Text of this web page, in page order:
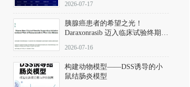
2026-07-17
胰腺癌患者的希望之光！
Daraxonrasib 迈入临床试验终期阶
2026-07-16
构建动物模型——DSS诱导的小
鼠结肠炎模型